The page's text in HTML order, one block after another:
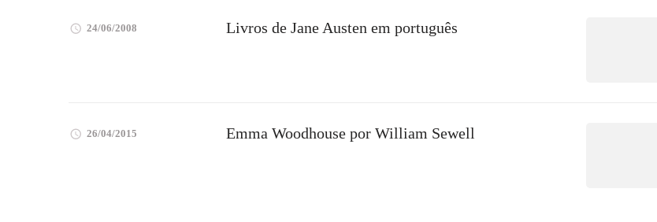
24/06/2008 Livros de Jane Austen em português
26/04/2015 Emma Woodhouse por William Sewell